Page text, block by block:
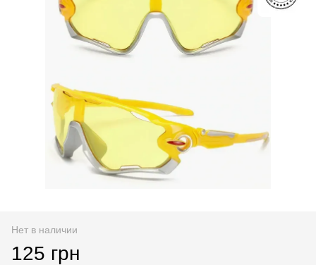
Нет в наличии
125 грн